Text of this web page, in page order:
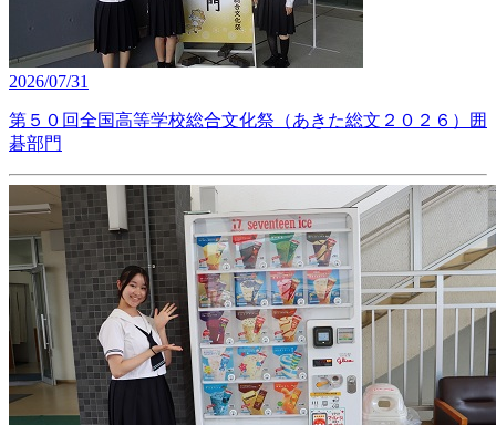
2026/07/31
第５０回全国高等学校総合文化祭（あきた総文２０２６）囲
碁部門